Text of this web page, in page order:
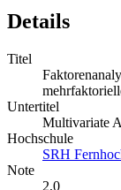
Details
Titel
Untertitel
Multivariate
Hochschule
SRH
Note
2,0